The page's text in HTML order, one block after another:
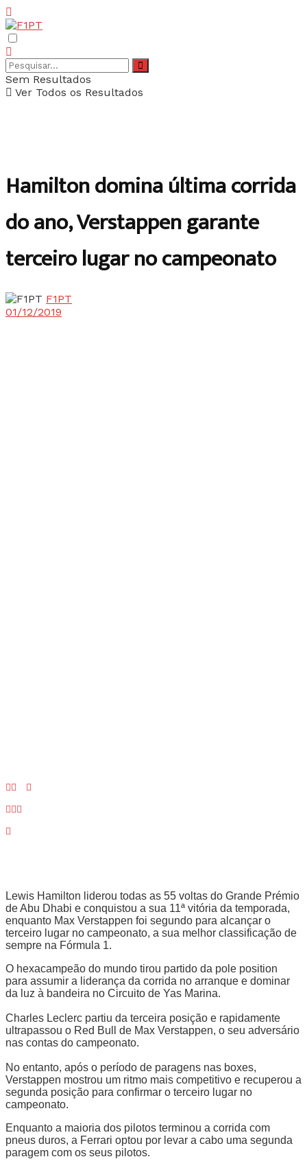
Sem Resultados
Ver Todos os Resultados
Hamilton domina última corrida
do ano, Verstappen garante
terceiro lugar no campeonato
F1PT
01/12/2019
Lewis Hamilton liderou todas as 55 voltas do Grande Prémio
de Abu Dhabi e conquistou a sua 11ª vitória da temporada,
enquanto Max Verstappen foi segundo para alcançar o
terceiro lugar no campeonato, a sua melhor classificação de
sempre na Fórmula 1.
O hexacampeão do mundo tirou partido da pole position
para assumir a liderança da corrida no arranque e dominar
da luz à bandeira no Circuito de Yas Marina.
Charles Leclerc partiu da terceira posição e rapidamente
ultrapassou o Red Bull de Max Verstappen, o seu adversário
nas contas do campeonato.
No entanto, após o período de paragens nas boxes,
Verstappen mostrou um ritmo mais competitivo e recuperou a
segunda posição para confirmar o terceiro lugar no
campeonato.
Enquanto a maioria dos pilotos terminou a corrida com
pneus duros, a Ferrari optou por levar a cabo uma segunda
paragem com os seus pilotos.